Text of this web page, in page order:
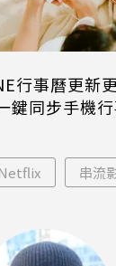
行事曆更新
鍵同步手機
串流